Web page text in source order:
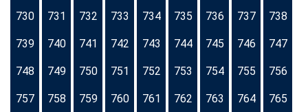
730 731 732 733 734 735 736 737 738
739 740 741 742 743 744 745 746 747
748 749 750 751 752 753 754 755 756
757 758 759 760 761 762 763 764 765